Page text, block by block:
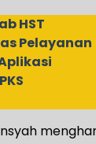
HST
Pelayanan